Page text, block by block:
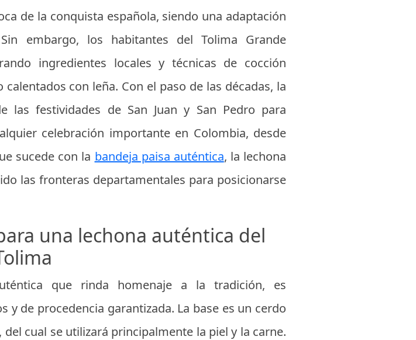
de la conquista española, siendo una adaptación
embargo, los habitantes del Tolima Grande
ingredientes locales y técnicas de cocción
con leña. Con el paso de las décadas, la
festividades de San Juan y San Pedro para
celebración importante en Colombia, desde
sucede con la bandeja paisa auténtica, la lechona
las fronteras departamentales para posicionarse
una lechona auténtica del
que rinda homenaje a la tradición, es
de procedencia garantizada. La base es un cerdo
cual se utilizará principalmente la piel y la carne.